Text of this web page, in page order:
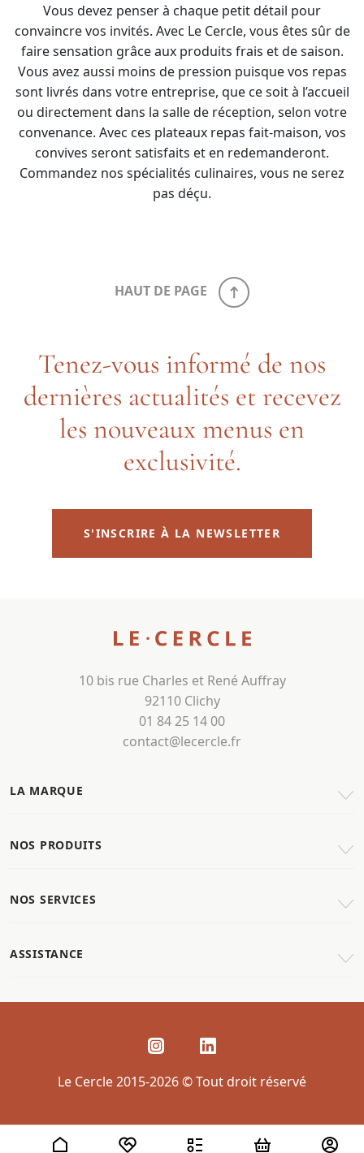
Vous devez penser à chaque petit détail pour
convaincre vos invités. Avec Le Cercle, vous êtes sûr de
faire sensation grâce aux produits frais et de saison.
Vous avez aussi moins de pression puisque vos repas
sont livrés dans votre entreprise, que ce soit à l’accueil
ou directement dans la salle de réception, selon votre
convenance. Avec ces plateaux repas fait-maison, vos
convives seront satisfaits et en redemanderont.
Commandez nos spécialités culinaires, vous ne serez
pas déçu.
HAUT DE PAGE
Tenez-vous informé de nos
dernières actualités et recevez
les nouveaux menus en
exclusivité.
S'INSCRIRE À LA NEWSLETTER
10 bis rue Charles et René Auffray
92110 Clichy
01 84 25 14 00
contact@lecercle.fr
LA MARQUE
NOS PRODUITS
NOS SERVICES
ASSISTANCE
Le Cercle 2015-2026 © Tout droit réservé